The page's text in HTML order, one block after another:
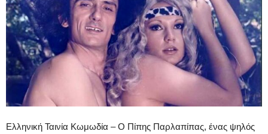
Ελληνική Ταινία Κωμωδία – Ο Πίπης Παρλαπίπας, ένας ψηλός